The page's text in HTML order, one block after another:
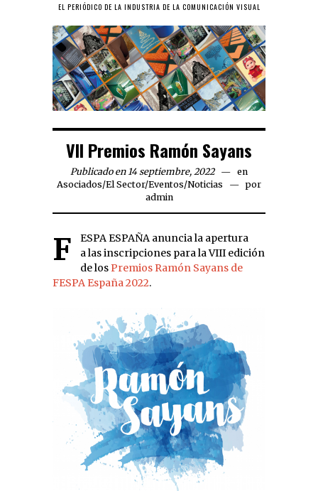
EL PERIÓDICO DE LA INDUSTRIA DE LA COMUNICACIÓN VISUAL
VII Premios Ramón Sayans
Publicado en 14 septiembre, 2022
en
Asociados/El Sector/Eventos/Noticias
por
admin
FESPA ESPAÑA anuncia la apertura
a las inscripciones para la VIII edición
de losPremios Ramón Sayans de
FESPA España 2022.